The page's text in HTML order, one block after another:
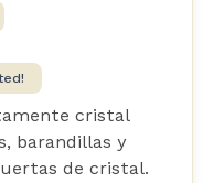
cristal
barandillas y
de cristal.